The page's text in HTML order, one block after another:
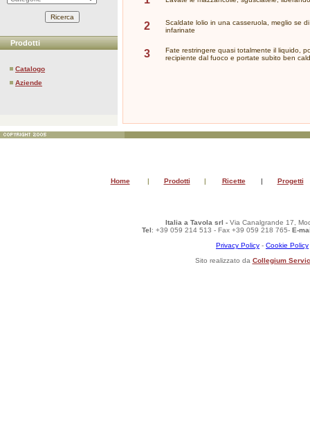
Prodotti
Catalogo
Aziende
2
Scaldate lolio in una casseruola, meglio se
infarinate
3
Fate restringere quasi totalmente il liquido,
recipiente dal fuoco e portate subito ben
Home | Prodotti | Ricette | Progetti
Italia a Tavola srl - Via Canalgrande 17,
Tel: +39 059 214 513 - Fax +39 059 218 765- E-
Privacy Policy - Cookie Policy
Sito realizzato da Collegium